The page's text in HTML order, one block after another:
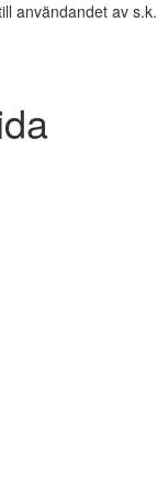
användandet av s.k.